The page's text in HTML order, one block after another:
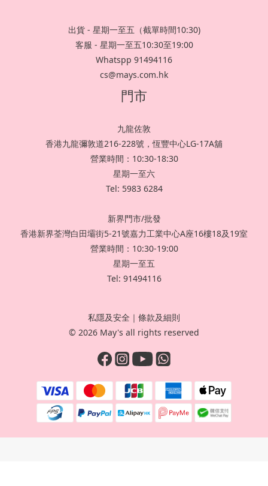
出貨 - 星期一至五（截單時間10:30)
客服 - 星期一至五10:30至19:00
Whatspp 91494116
cs@mays.com.hk
門市
九龍佐敦
香港九龍彌敦道216-228號，恆豐中心LG-17A舖
營業時間：10:30-18:30
星期一至六
Tel: 5983 6284
新界門市/批發
香港新界荃灣白田壩街5-21號嘉力工業中心A座16樓18及19室
營業時間：10:30-19:00
星期一至五
Tel: 91494116
私隱及安全 ｜ 條款及細則
© 2026 May's all rights reserved